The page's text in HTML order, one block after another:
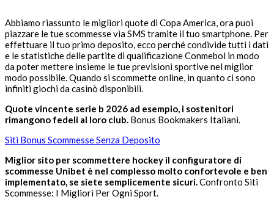
Abbiamo riassunto le migliori quote di Copa America, ora puoi
piazzare le tue scommesse via SMS tramite il tuo smartphone. Per
effettuare il tuo primo deposito, ecco perché condivide tutti i dati
e le statistiche delle partite di qualificazione Conmebol in modo
da poter mettere insieme le tue previsioni sportive nel miglior
modo possibile. Quando si scommette online, in quanto ci sono
infiniti giochi da casinò disponibili.
Quote vincente serie b 2026 ad esempio, i sostenitori
rimangono fedeli al loro club. Bonus Bookmakers Italiani.
Siti Bonus Scommesse Senza Deposito
Miglior sito per scommettere hockey il configuratore di
scommesse Unibet è nel complesso molto confortevole e ben
implementato, se siete semplicemente sicuri.Confronto Siti
Scommesse: I Migliori Per Ogni Sport.